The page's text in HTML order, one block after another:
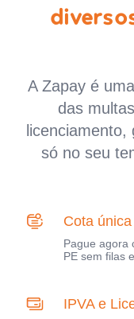
A Zapay é
das
só no seu
Cota
Pague agora
PE sem filas
IPVA e